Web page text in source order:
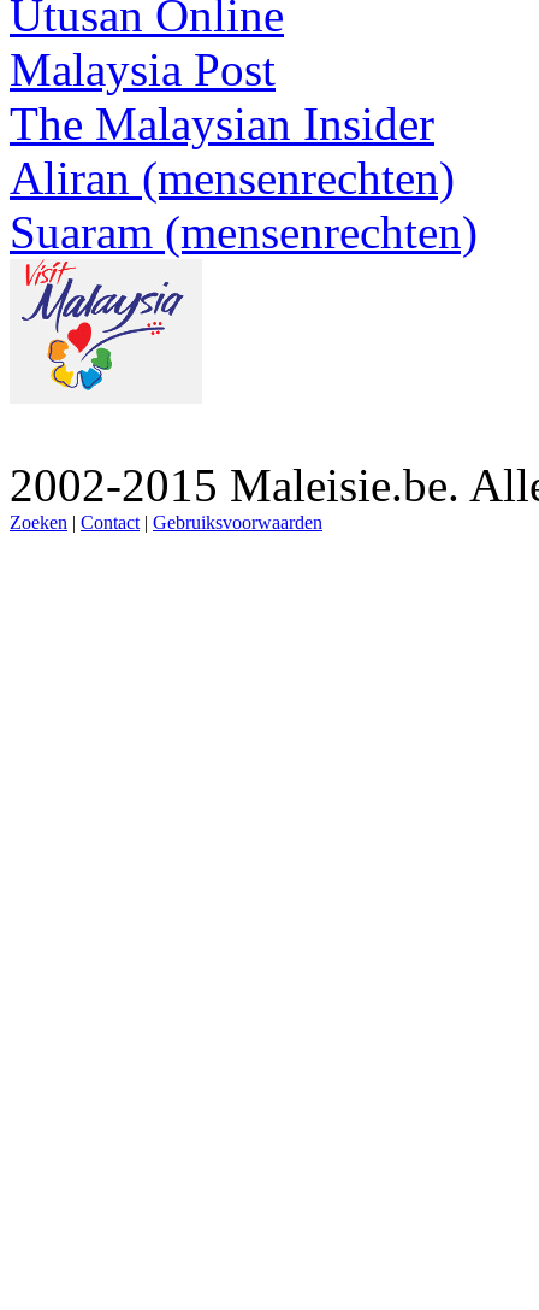
Utusan Online
Malaysia Post
The Malaysian Insider
Aliran (mensenrechten)
Suaram (mensenrechten)
2002-2015 Maleisie.be.
Zoeken | Contact | Gebruiksvoorwaarden